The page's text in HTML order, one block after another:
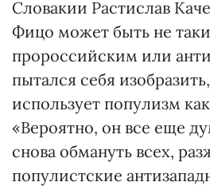
Словакии Растислав
Фицо может быть не
пророссийским или
пытался себя
использует популизм
«Вероятно, он все еще
снова обмануть всех,
популистские